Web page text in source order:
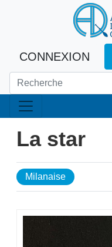
CONNEXION
La star
Milanaise